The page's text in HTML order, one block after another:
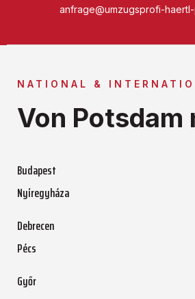
anfrage@umzugsprofi-
NATIONAL &
Von Potsdam
Budapest
Nyíregyháza
Debrecen
Pécs
Győr